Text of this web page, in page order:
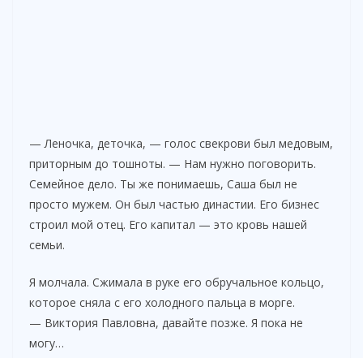
— Леночка, деточка, — голос свекрови был медовым,
приторным до тошноты. — Нам нужно поговорить.
Семейное дело. Ты же понимаешь, Саша был не
просто мужем. Он был частью династии. Его бизнес
строил мой отец. Его капитал — это кровь нашей
семьи.
Я молчала. Сжимала в руке его обручальное кольцо,
которое сняла с его холодного пальца в морге.
— Виктория Павловна, давайте позже. Я пока не
могу…